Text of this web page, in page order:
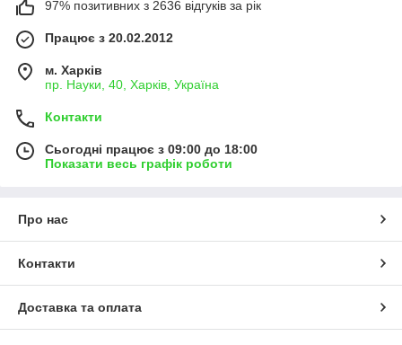
97% позитивних з 2636 відгуків за рік
Працює з 20.02.2012
м. Харків
пр. Науки, 40, Харків, Україна
Контакти
Сьогодні працює з 09:00 до 18:00
Показати весь графік роботи
Про нас
Контакти
Доставка та оплата